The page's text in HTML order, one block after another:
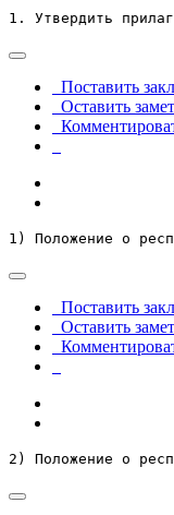
1. Утвердить
Поставить
Оставить
1) Положение о
Поставить
Оставить
2) Положение о